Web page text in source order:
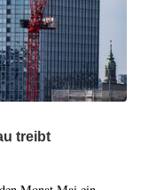
treibt